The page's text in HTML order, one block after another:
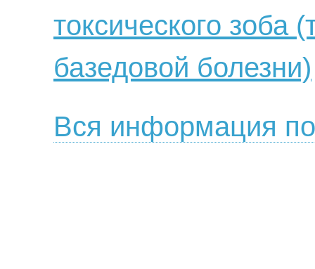
токсического зоба
базедовой болезни)
Вся информация